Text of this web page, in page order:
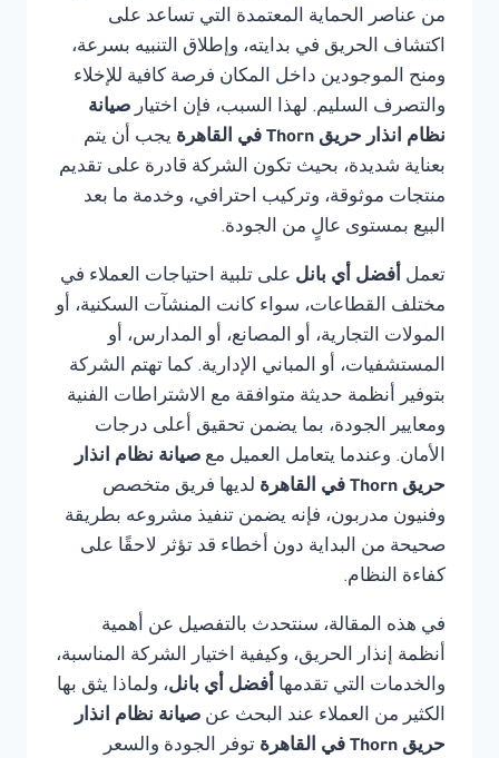
من عناصر الحماية المعتمدة التي تساعد على
اكتشاف الحريق في بدايته، وإطلاق التنبيه بسرعة،
ومنح الموجودين داخل المكان فرصة كافية للإخلاء
والتصرف السليم. لهذا السبب، فإن اختيار صيانة
نظام انذار حريق Thorn في القاهرة
يجب أن يتم
بعناية شديدة، بحيث تكون الشركة قادرة على تقديم
منتجات موثوقة، وتركيب احترافي، وخدمة ما بعد
البيع بمستوى عالٍ من الجودة.
تعمل أفضل أي بانل على تلبية احتياجات العملاء في
مختلف القطاعات، سواء كانت المنشآت السكنية، أو
المولات التجارية، أو المصانع، أو المدارس، أو
المستشفيات، أو المباني الإدارية. كما تهتم الشركة
بتوفير أنظمة حديثة متوافقة مع الاشتراطات الفنية
ومعايير الجودة، بما يضمن تحقيق أعلى درجات
الأمان. وعندما يتعامل العميل مع صيانة نظام انذار
حريق Thorn في القاهرة
لديها فريق متخصص
وفنيون مدربون، فإنه يضمن تنفيذ مشروعه بطريقة
صحيحة من البداية دون أخطاء قد تؤثر لاحقًا على
كفاءة النظام.
في هذه المقالة، سنتحدث بالتفصيل عن أهمية
أنظمة إنذار الحريق، وكيفية اختيار الشركة المناسبة،
والخدمات التي تقدمها أفضل أي بانل، ولماذا يثق بها
الكثير من العملاء عند البحث عن صيانة نظام انذار
حريق Thorn في القاهرة
توفر الجودة والسعر